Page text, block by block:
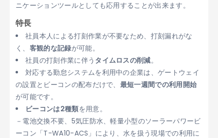
ニケーションツールとしても応用することが出来ます。
特長
社員本人による打刻作業が不要なため、打刻漏れがな
く、 客観的な記録が可能。
社員の打刻作業に伴う タイムロスの削減。
対応する勤怠システムを利用中の企業は、ゲートウェイ
の設置とビーコンの配布だけで、 最短一週間での利用開始
が可能です。
ビーコンは2種類を用意。
－電池交換不要、5気圧防水、軽量小型のソーラーパワービ
ーコン「T-WA10-ACS」により、水を扱う現場での利用に